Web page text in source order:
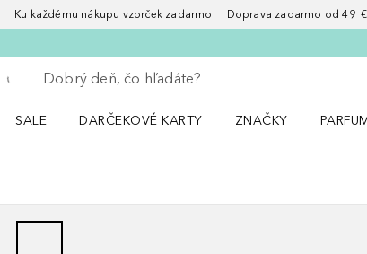
Ku každému nákupu vzorček zadarmo Doprava zadarmo od 49
Choď späť
Vykonajte vyhľadávanie
SALE
DARČEKOVÉ KARTY
ZNAČKY